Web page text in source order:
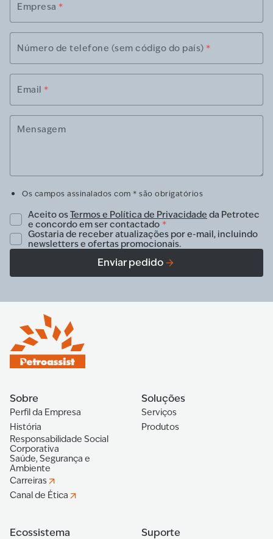
Empresa *
Número de telefone (sem código do país) *
Email *
Mensagem
Os campos assinalados com * são obrigatórios
Aceito osTermos e Política de Privacidade da Petrotec
e concordo em ser contactado *
Gostaria de receber atualizações por e-mail, incluindo
newsletters e ofertas promocionais.
Enviar pedido
Sobre
Perfil da Empresa
História
Responsabilidade Social
Corporativa
Saúde, Segurança e
Ambiente
Carreiras
Canal de Ética
Soluções
Serviços
Produtos
Ecossistema Suporte